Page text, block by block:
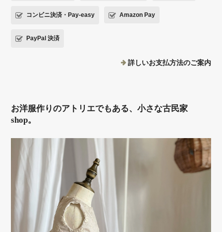
コンビニ決済・Pay-easy Amazon Pay
PayPal 決済
詳しいお支払方法のご案内
お洋服作りのアトリエでもある、小さな古民家
shop。